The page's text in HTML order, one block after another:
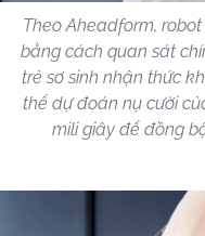
Theo Aheadform,
bằng cách quan sát
trẻ sơ sinh nhận thức
thể dự đoán nụ cười
mili giây để đồng